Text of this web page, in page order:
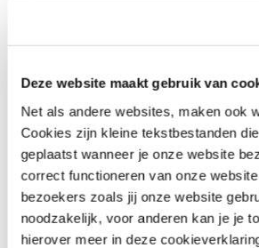
Deze website maakt gebruik van
Net als andere websites, maken ook
Cookies zijn kleine tekstbestanden
geplaatst wanneer je onze website
correct functioneren van onze
bezoekers zoals jij onze website
noodzakelijk, voor anderen kan je je
hierover meer in deze